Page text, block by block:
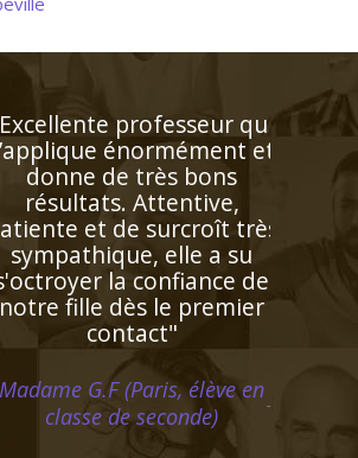
professeur STOODY a
booster la confiance à
notre fils qui a
progressivement "perdu
en mathématiques
cette année. Il renouvelle
son regard sur cette
matière élargissant
l'horizon de ses objectifs;
Ainsi fait, il s’enthousiasme
de plus en plus pour les
maths et les résultats
suivent"